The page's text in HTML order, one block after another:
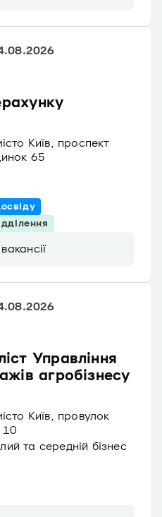
Київ, проспект
65
Управління
агробізнесу
Київ, провулок
10
та середній бізнес